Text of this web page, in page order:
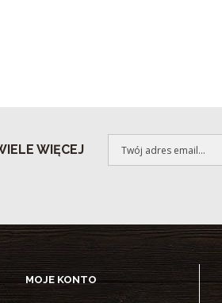
WIĘCEJ
MOJE KONTO